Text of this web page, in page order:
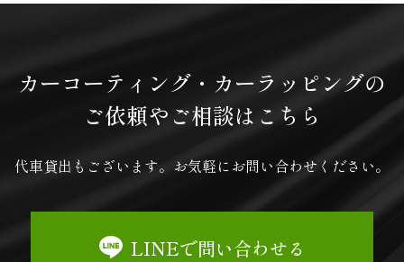
カーコーティング・ カーラッピングの
ご依頼やご相談はこちら
代車貸出もございます。 お気軽にお問い合わせください。
LINEで問い合わせる